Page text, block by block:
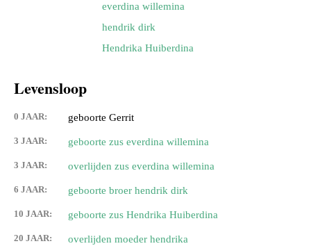
everdina willemina
hendrik dirk
Hendrika Huiberdina
Levensloop
0 JAAR: geboorte Gerrit
3 JAAR: geboorte zus everdina willemina
3 JAAR: overlijden zus everdina willemina
6 JAAR: geboorte broer hendrik dirk
10 JAAR: geboorte zus Hendrika Huiberdina
20 JAAR: overlijden moeder hendrika